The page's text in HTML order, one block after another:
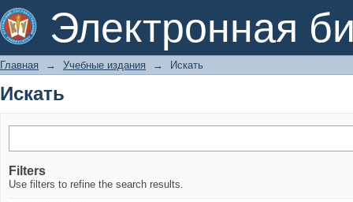
Электронная
Искать
Главная → Учебные издания → Искать
Искать
Filters
Use filters to refine the search results.